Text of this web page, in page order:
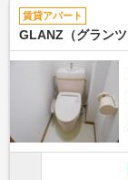
賃貸アパート
GLANZ（グランツ